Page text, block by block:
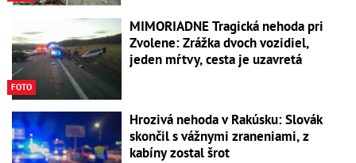
FOTO
MIMORIADNE Tragická nehoda pri
Zvolene: Zrážka dvoch vozidiel,
jeden mŕtvy, cesta je uzavretá
Hrozivá nehoda v Rakúsku: Slovák
skončil s vážnymi zraneniami, z
kabíny zostal šrot